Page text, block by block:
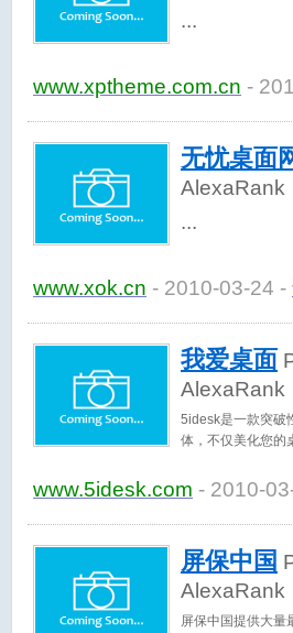
www.xptheme.com.cn -
无忧桌面
AlexaRank
www.xok.cn - 2010-03-24 -
我爱桌面
AlexaRank
5idesk是一款突破
体，不仅美化您的
www.5idesk.com - 2010-
屏保中国
AlexaRank
屏保中国提供大量